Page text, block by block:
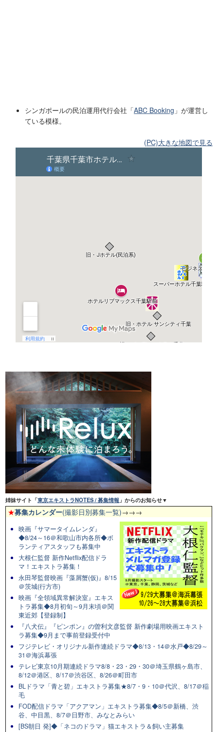
シンガポールの民泊運用代行会社「ABC Booking 」が運営し
ている模様。
(PC)大きな地図で見る
姉妹サイト「東京エキストラNOTES / 募集情報 」からのお知らせ▼
★募集カレンダー(撮影日別募集一覧)→→→
映画『サマータイムレンダ』
◆8/24～16＠和歌山市内各所◆ボ
ランティアスタッフも募集中
大根仁監督 新作Netflix配信ドラ
マ！エキストラ募集！
永田琴監督映画『藻屑蟹(仮)』8/15
＠茨城(行方市)
映画『全領域異常解決室』エキス
トラ募集◆8月初旬～9月末頃＠関
東近郊【登録制】
『八犬伝』『ピンポン』の曽利文彦監督 新作劇場用映画エキスト
ラ募集◆9月まで事前登録受付中
フジテレビ・オリジナル新作連続ドラマ◆8/13・14＠水戸◆8/29～
31＠海浜幕張
テレビ東京10月期連続ドラマ8/8・23・29・30＠埼玉県鶴ヶ島市、
8/12＠港区、8/17＠渋谷区、8/26＠町田市
BLドラマ「青と碧」エキストラ募集★8/7・9・10＠代沢、8/17＠稲
毛
FOD配信ドラマ「アクアマン」エキストラ募集◆8/5＠新橋、渋
谷、中目黒、8/7＠日野市、みなとみらい
[BS朝日 発]◆「ネコのドラマ」猫エキストラ＆飼い主募集